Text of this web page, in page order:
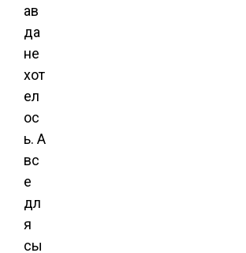
ав
да
не
хот
ел
ос
ь. А
вс
е
дл
я
сы